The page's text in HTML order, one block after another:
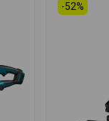
-52%